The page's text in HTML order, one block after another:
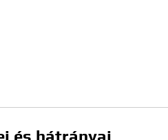
és hátrányai